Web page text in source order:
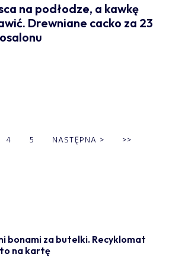
na podłodze, a kawkę
Drewniane cacko za 23
4 5 NASTĘPNA > >>
bonami za butelki. Recyklomat
na kartę